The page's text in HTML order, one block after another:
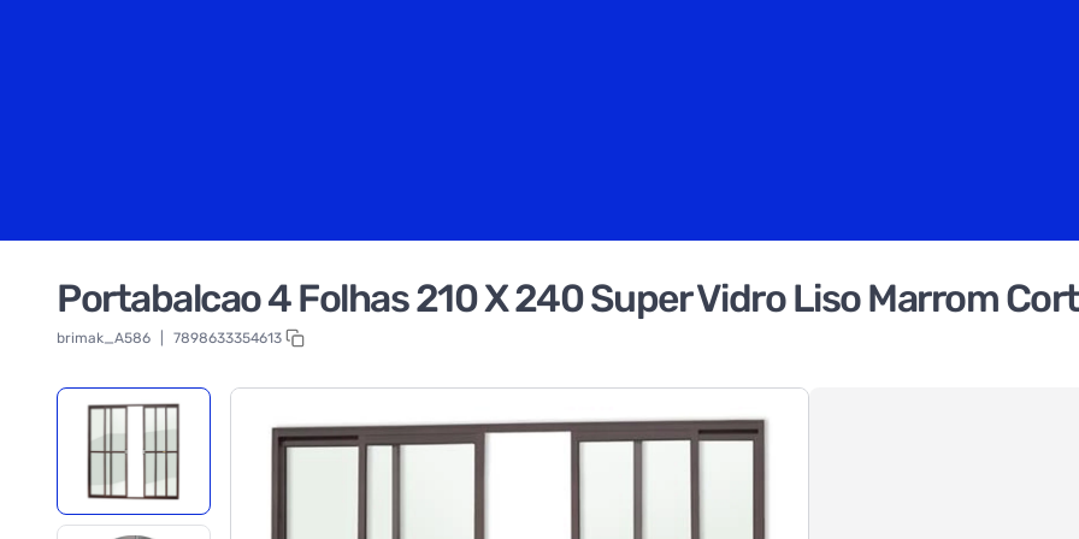
Portabalcao 4 Folhas 210 X 240 Super Vidro Liso Marrom
brimak_A586 7898633354613